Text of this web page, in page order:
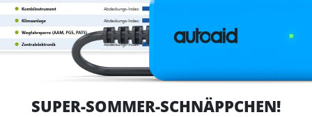
SUPER-SOMMER-SCHNÄPPCHEN!